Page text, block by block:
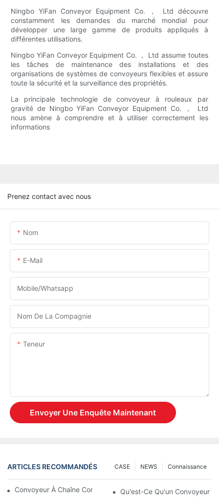
Ningbo YiFan Conveyor Equipment Co. ， Ltd découvre
constamment les demandes du marché mondial pour
développer une large gamme de produits appliqués à
différentes utilisations.
Ningbo YiFan Conveyor Equipment Co. ， Ltd assume toutes
les tâches de maintenance des installations et des
organisations de systèmes de convoyeurs flexibles et assure
toute la sécurité et la surveillance des propriétés.
La principale technologie de convoyeur à rouleaux par
gravité de Ningbo YiFan Conveyor Equipment Co. ， Ltd
nous amène à comprendre et à utiliser correctement les
informations
Prenez contact avec nous
Nom
E-Mail
Mobile/Whatsapp
Nom De La Compagnie
Teneur
Envoyer Une Enquête Maintenant
ARTICLES RECOMMANDÉS Connaissance
NEWS
CASE
Convoyeur À Chaîne Contre Convoyeur À Rouleaux
Qu'est-Ce Qu'un Convoyeur